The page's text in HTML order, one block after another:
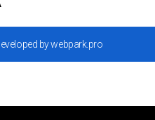
by webpark.pro